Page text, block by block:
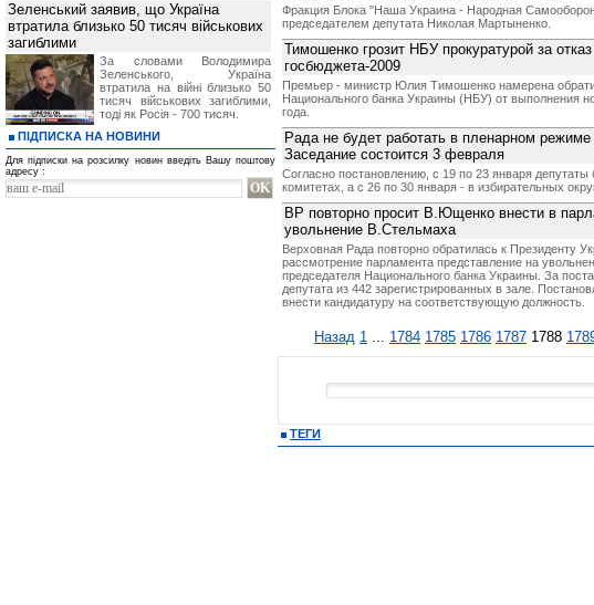
Фракция Блока "Наша Украина - Народная
председателем депутата Николая Мартыненко.
Тимошенко грозит НБУ прокуратурой за
госбюджета-2009
Премьер - министр Юлия Тимошенко намерена
Национального банка Украины (НБУ) от выполнения
года.
Рада не будет работать в пленарном режиме
Заседание состоится 3 февраля
Согласно постановлению, с 19 по 23 января депутаты
комитетах, а с 26 по 30 января - в избирательных
ВР повторно просит В.Ющенко внести в
увольнение В.Стельмаха
Верховная Рада повторно обратилась к Президенту
рассмотрение парламента представление на
председателя Национального банка Украины. За
депутата из 442 зарегистрированных в зале.
внести кандидатуру на соответствующую должность.
Назад 1 ... 1784 1785 1786 1787 1788
ТЕГИ
Зеленський заявив, що Україна
втратила близько 50 тисяч військових
загиблими
За словами Володимира
Зеленського, Україна
втратила на війні близько 50
тисяч військових загиблими,
тоді як Росія - 700 тисяч.
ПІДПИСКА НА НОВИНИ
Для підписки на розсилку новин введіть Вашу поштову
адресу :